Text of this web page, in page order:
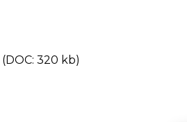
(DOC: 320 kb)